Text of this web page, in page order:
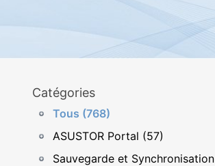
Catégories
Tous (768)
ASUSTOR Portal (57)
Sauvegarde et Synchronisation